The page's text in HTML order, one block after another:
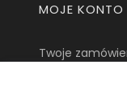
MOJE KONTO
Twoje